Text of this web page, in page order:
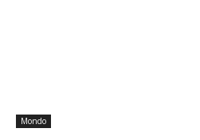
Mondo